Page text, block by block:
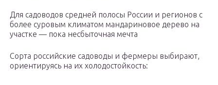
Для садоводов средней полосы России и регионов с
более суровым климатом мандариновое дерево на
участке — пока несбыточная мечта
Сорта российские садоводы и фермеры выбирают,
ориентируясь на их холодостойкость: